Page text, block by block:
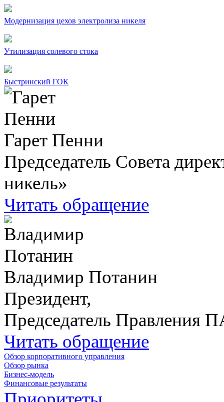
Модернизация цехов электролиза никеля
Утилизация солевого стока
Быстринский ГОК
Гарет Пенни
Председатель Совета
никель»
Читать обращение
Владимир Потанин
Президент,
Председатель Правления
Читать обращение
Обзор корпоративного управления
Обзор рынка
Бизнес-модель
Финансовые результаты